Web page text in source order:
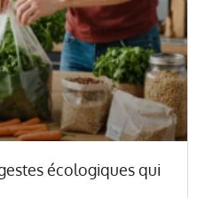
écologiques qui